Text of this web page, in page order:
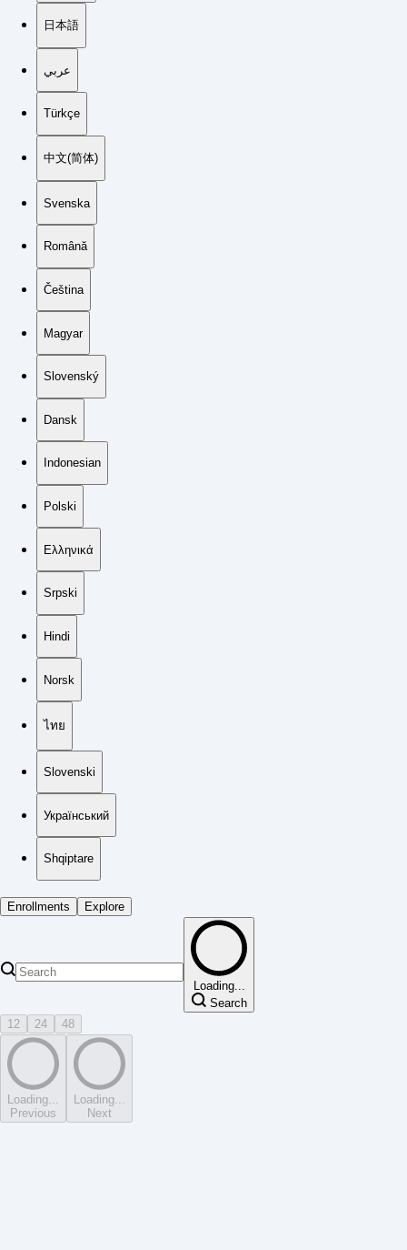
日本語
عربي
Türkçe
中文(简体)
Svenska
Română
Čeština
Magyar
Slovenský
Dansk
Indonesian
Polski
Ελληνικά
Srpski
Hindi
Norsk
ไทย
Slovenski
Український
Shqiptare
Enrollments Explore
Loading...
Search
12
24 48
Loading...
Previous
Loading...
Next